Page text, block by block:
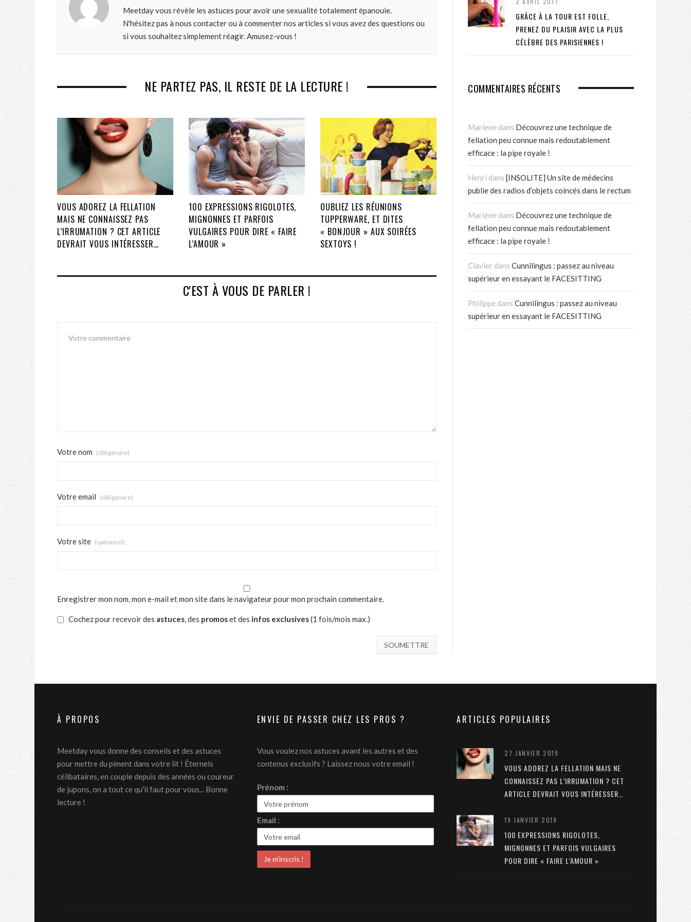
o
k
r
+
n
Meetday vous révèle les astuces pour avoir une sexualité totalement épanouie.
N'hésitez pas à nous contacter ou à commenter nos articles si vous avez des questions ou
si vous souhaitez simplement réagir. Amusez-vous !
NE PARTEZ PAS, IL RESTE DE LA LECTURE !
VOUS ADOREZ LA FELLATION
MAIS NE CONNAISSEZ PAS
L’IRRUMATION ? CET ARTICLE
DEVRAIT VOUS INTÉRESSER…
100 EXPRESSIONS RIGOLOTES,
MIGNONNES ET PARFOIS
VULGAIRES POUR DIRE « FAIRE
L’AMOUR »
OUBLIEZ LES RÉUNIONS
TUPPERWARE, ET DITES
« BONJOUR » AUX SOIRÉES
SEXTOYS !
C'EST À VOUS DE PARLER !
Votre nom (obligatoire)
Votre email (obligatoire)
Votre site (optionnel)
Enregistrer mon nom, mon e-mail et mon site dans le navigateur pour mon prochain commentaire.
Cochez pour recevoir des astuces, des promoset des infos exclusives(1 fois/mois max.)
GRÂCE À LA TOUR EST FOLLE,
PRENEZ DU PLAISIR AVEC LA PLUS
CÉLÈBRE DES PARISIENNES !
COMMENTAIRES RÉCENTS
Marlene dans Découvrez une technique de
fellation peu connue mais redoutablement
efficace : la pipe royale !
Henri dans [INSOLITE] Un site de médecins
publie des radios d’objets coincés dans le rectum
Marléne dans Découvrez une technique de
fellation peu connue mais redoutablement
efficace : la pipe royale !
Clavier dans Cunnilingus : passez au niveau
supérieur en essayant le FACESITTING
Philippe dans Cunnilingus : passez au niveau
supérieur en essayant le FACESITTING
À PROPOS
Meetday vous donne des conseils et des astuces
pour mettre du piment dans votre lit ! Éternels
célibataires, en couple depuis des années ou coureur
de jupons, on a tout ce qu'il faut pour vous... Bonne
lecture !
ENVIE DE PASSER CHEZ LES PROS ?
Vous voulez nos astuces avant les autres et des
contenus exclusifs ? Laissez nous votre email !
Prénom :
Email :
ARTICLES POPULAIRES
27 JANVIER 2019
VOUS ADOREZ LA FELLATION MAIS NE
CONNAISSEZ PAS L’IRRUMATION ? CET
ARTICLE DEVRAIT VOUS INTÉRESSER…
19 JANVIER 2019
100 EXPRESSIONS RIGOLOTES,
MIGNONNES ET PARFOIS VULGAIRES
POUR DIRE « FAIRE L’AMOUR »